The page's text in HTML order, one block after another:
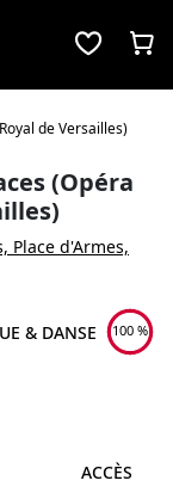
de Versailles)
(Opéra
Place d'Armes,
& DANSE 100 %
ACCÈS